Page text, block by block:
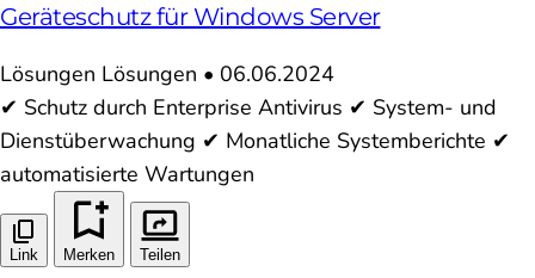
Geräteschutz für Windows Server
Lösungen Lösungen • 06.06.2024
✔ Schutz durch Enterprise Antivirus ✔ System- und
Dienstüberwachung ✔ Monatliche Systemberichte ✔
automatisierte Wartungen
Link Merken Teilen